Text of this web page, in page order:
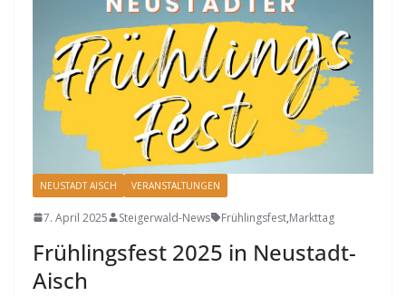
NEUSTADT AISCH VERANSTALTUNGEN
7. April 2025 Steigerwald-News Frühlingsfest,Markttag
Frühlingsfest 2025 in Neustadt-
Aisch